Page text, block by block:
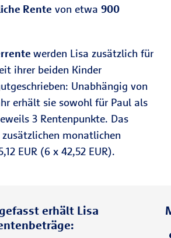
Rente von etwa 900
werden Lisa zusätzlich für
ihrer beiden Kinder
Unabhängig von
erhält sie sowohl für Paul als
3 Rentenpunkte. Das
monatlichen
EUR (6 x 42,52 EUR).
erhält Lisa